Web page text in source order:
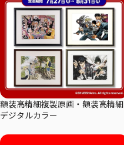
額装高精細複製原画・額装高精細
デジタルカラー